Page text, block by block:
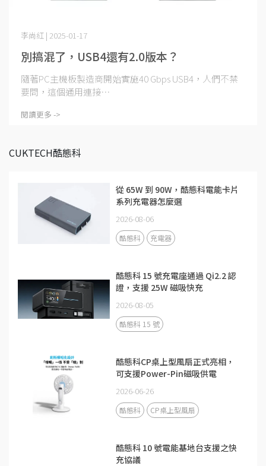
別搞混了，USB4還有2.0版本？
李尚紅 | 2025-01-17
隨著PC主機板製造商開始實施40 Gbps USB4，人們不禁
要問，這個通用連接⋯
閱讀更多 ->
CUKTECH酷態科
從 65W 到 90W，酷態科電能卡片
系列充電器怎麼選
2026-08-06
酷態科 充電器
酷態科 15 號充電座通過 Qi2.2 認
證，支援 25W 磁吸快充
2026-08-05
酷態科 15 號
酷態科CP桌上型風扇正式亮相，
可支援Power-Pin磁吸供電
2026-06-26
酷態科 CP桌上型風扇
酷態科 10 號電能基地台支援之快
充協議